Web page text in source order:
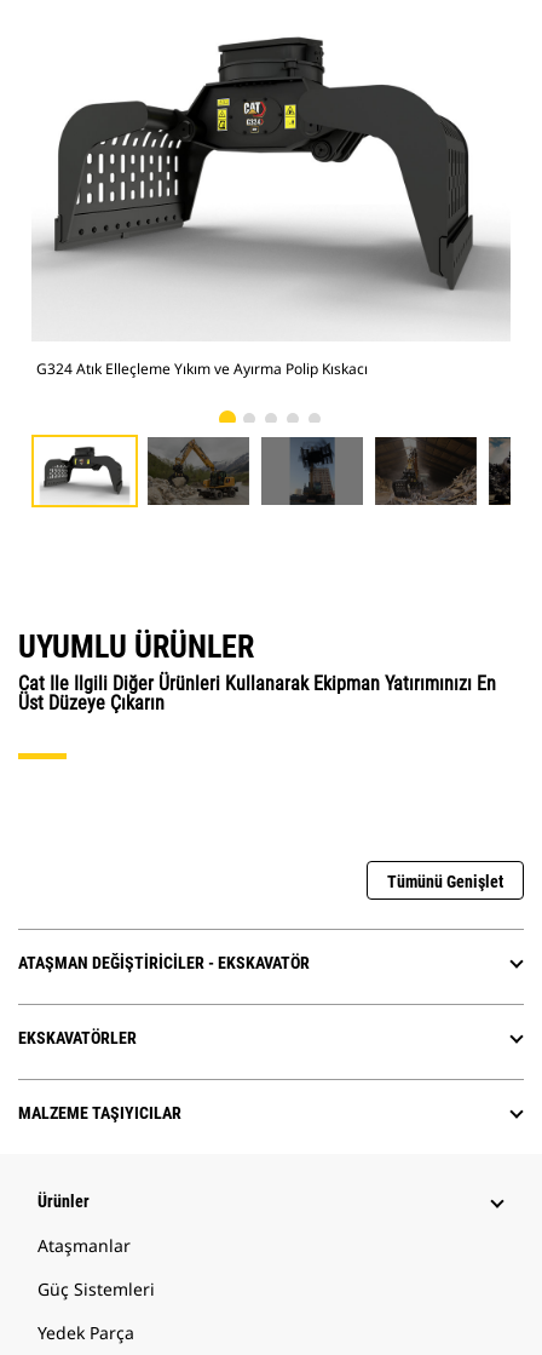
G324 Atık Elleçleme Yıkım ve Ayırma Polip Kıskacı
UYUMLU ÜRÜNLER
Cat Ile Ilgili Diğer Ürünleri Kullanarak Ekipman Yatırımınızı En
Üst Düzeye Çıkarın
Tümünü Genişlet
ATAŞMAN DEĞIŞTIRICILER - EKSKAVATÖR
EKSKAVATÖRLER
MALZEME TAŞIYICILAR
Ürünler
Ataşmanlar
Güç Sistemleri
Yedek Parça